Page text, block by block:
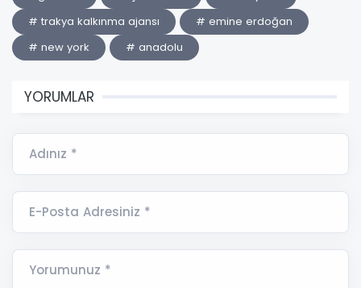
# trakya kalkınma ajansı
# emine erdoğan
# new york
# anadolu
YORUMLAR
Adınız *
E-Posta Adresiniz *
Yorumunuz *